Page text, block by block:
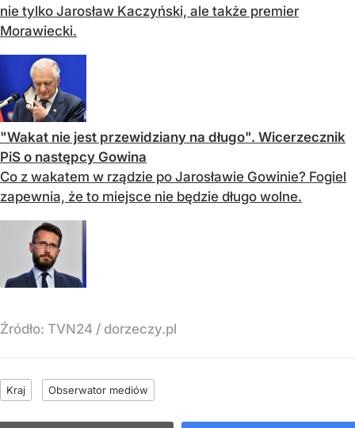
nie tylko Jarosław Kaczyński, ale także premier
Morawiecki.
"Wakat nie jest przewidziany na długo". Wicerzecznik
PiS o następcy Gowina
Co z wakatem w rządzie po Jarosławie Gowinie? Fogiel
zapewnia, że to miejsce nie będzie długo wolne.
Źródło: TVN24 / dorzeczy.pl
Kraj Obserwator mediów